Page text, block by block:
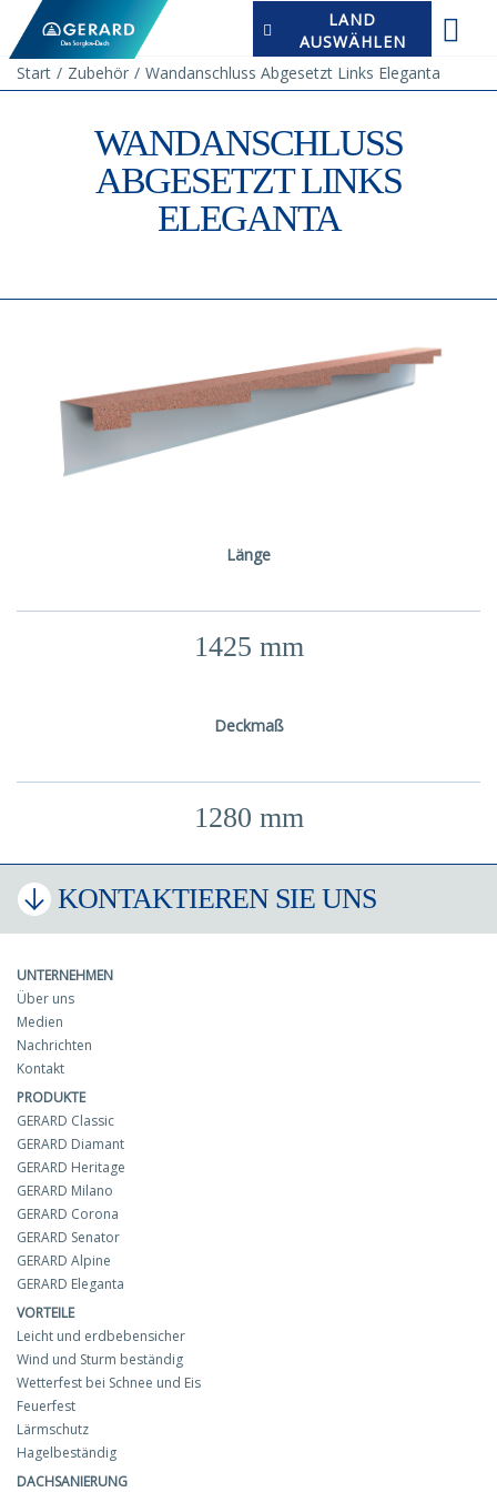
LAND
AUSWÄHLEN
Start
Zubehör Wandanschluss Abgesetzt Links Eleganta
WANDANSCHLUSS
ABGESETZT LINKS
ELEGANTA
Länge
1425 mm
Deckmaß
1280 mm
KONTAKTIEREN SIE UNS
UNTERNEHMEN
Über uns
Medien
Nachrichten
Kontakt
PRODUKTE
GERARD Classic
GERARD Diamant
GERARD Heritage
GERARD Milano
GERARD Corona
GERARD Senator
GERARD Alpine
GERARD Eleganta
VORTEILE
Leicht und erdbebensicher
Wind und Sturm beständig
Wetterfest bei Schnee und Eis
Feuerfest
Lärmschutz
Hagelbeständig
DACHSANIERUNG